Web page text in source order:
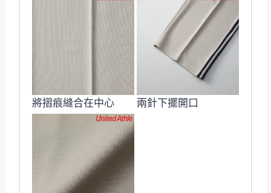
將摺痕縫合在中心 兩針下擺開口